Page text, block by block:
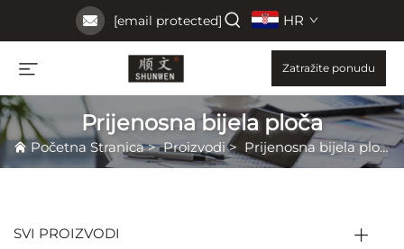
[email protected] HR
Zatražite ponudu
Prijenosna bijela ploča
Početna Stranica>Proizvodi> Prijenosna bijela ploča
SVI PROIZVODI